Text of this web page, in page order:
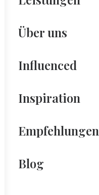
Über uns
Influenced
Inspiration
Empfehlungen
Blog